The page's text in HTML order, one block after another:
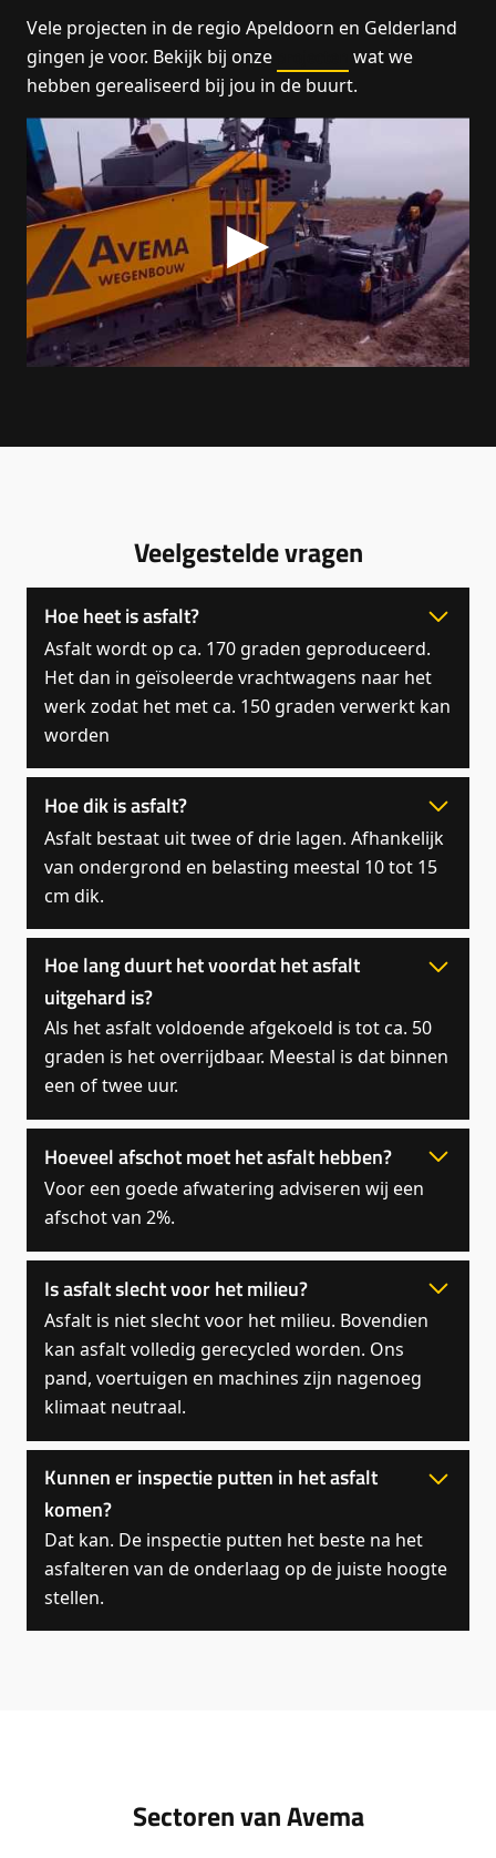
Vele projecten in de regio Apeldoorn en Gelderland
gingen je voor. Bekijk bij onze
wat we
hebben gerealiseerd bij jou in de buurt.
▶
Veelgestelde vragen
Hoe heet is asfalt?
Asfalt wordt op ca. 170 graden geproduceerd.
Het dan in geïsoleerde vrachtwagens naar het
werk zodat het met ca. 150 graden verwerkt kan
worden
Hoe dik is asfalt?
Asfalt bestaat uit twee of drie lagen. Afhankelijk
van ondergrond en belasting meestal 10 tot 15
cm dik.
Hoe lang duurt het voordat het asfalt
uitgehard is?
Als het asfalt voldoende afgekoeld is tot ca. 50
graden is het overrijdbaar. Meestal is dat binnen
een of twee uur.
Hoeveel afschot moet het asfalt hebben?
Voor een goede afwatering adviseren wij een
afschot van 2%.
Is asfalt slecht voor het milieu?
Asfalt is niet slecht voor het milieu. Bovendien
kan asfalt volledig gerecycled worden. Ons
pand, voertuigen en machines zijn nagenoeg
klimaat neutraal.
Kunnen er inspectie putten in het asfalt
komen?
Dat kan. De inspectie putten het beste na het
asfalteren van de onderlaag op de juiste hoogte
stellen.
Sectoren van Avema